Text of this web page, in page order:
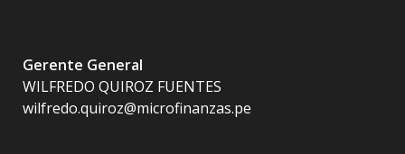
Gerente General
WILFREDO QUIROZ FUENTES
wilfredo.quiroz@microfinanzas.pe